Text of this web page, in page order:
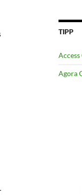
TIPP
Agora